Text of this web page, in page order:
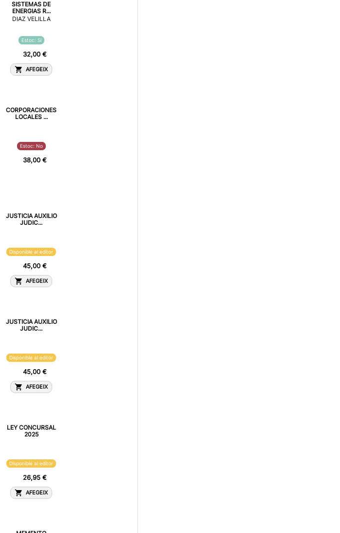
SISTEMAS DE
ENERGIAS R...
DIAZ VELILLA
Estoc: Sí
32,00 €
AFEGEIX
CORPORACIONES
LOCALES ...
Estoc: No
38,00 €
JUSTICIA AUXILIO
JUDIC...
Disponible al editor
45,00 €
AFEGEIX
JUSTICIA AUXILIO
JUDIC...
Disponible al editor
45,00 €
AFEGEIX
LEY CONCURSAL
2025
Disponible al editor
26,95 €
AFEGEIX